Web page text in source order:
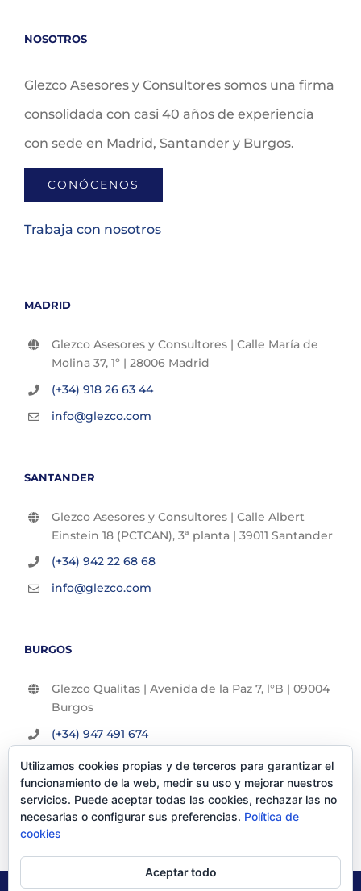
NOSOTROS
Glezco Asesores y Consultores somos una firma
consolidada con casi 40 años de experiencia
con sede en Madrid, Santander y Burgos.
CONÓCENOS
Trabaja con nosotros
MADRID
Glezco Asesores y Consultores | Calle María de
Molina 37, 1º | 28006 Madrid
(+34) 918 26 63 44
info@glezco.com
SANTANDER
Glezco Asesores y Consultores | Calle Albert
Einstein 18 (PCTCAN), 3ª planta | 39011 Santander
(+34) 942 22 68 68
info@glezco.com
BURGOS
Glezco Qualitas | Avenida de la Paz 7, l°B | 09004
Burgos
(+34) 947 491 674
info@glezco.com
Utilizamos cookies propias y de terceros para garantizar el
funcionamiento de la web, medir su uso y mejorar nuestros
servicios. Puede aceptar todas las cookies, rechazar las no
necesarias o configurar sus preferencias. Política de
cookies
Aceptar todo